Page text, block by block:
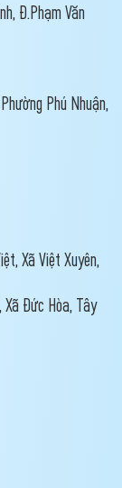
Đ.Phạm Văn
Phú Nhuận,
Xã Việt Xuyên,
Xã Đức Hòa, Tây